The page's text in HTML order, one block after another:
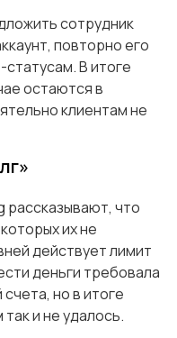
сотрудник
повторно его
статусам. В итоге
остаются в
клиентам не
рассказывают, что
их не
действует лимит
деньги требовала
но в итоге
и не удалось.